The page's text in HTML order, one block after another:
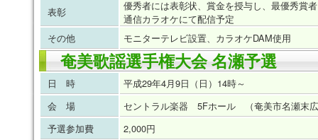
表彰
優秀者には表彰状、賞金を授与し、最優秀賞
通信カラオケにて配信予定
その他
モニターテレビ設置、カラオケDAM使用
奄美歌謡選手権大会 名瀬予選
日 時
平成29年4月9日（日）14時～
会 場
セントラル楽器 5Fホール （奄美市名瀬末
予選参加費
2,000円